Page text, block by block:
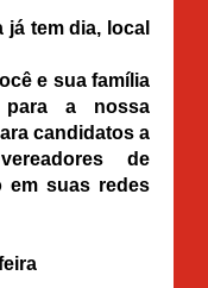
tem dia, local
e sua família
para a nossa
candidatos a
de
em suas redes